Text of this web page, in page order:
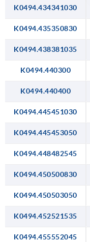
K0494.434341030
K0494.435350830
K0494.438381035
K0494.440300
K0494.440400
K0494.445451030
K0494.445453050
K0494.448482545
K0494.450500830
K0494.450503050
K0494.452521535
K0494.455552045